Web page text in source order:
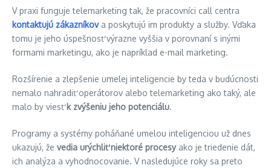
V praxi funguje telemarketing tak, že pracovníci call centra
kontaktujú zákazníkova poskytujú im produkty a služby. Vďaka
tomu je jeho úspešnosť výrazne vyššia v porovnaní s inými
formami marketingu, ako je napríklad e-mail marketing.
Rozšírenie a zlepšenie umelej inteligencie by teda v budúcnosti
nemalo nahradiť operátorov alebo telemarketing ako taký, ale
malo by viesťk zvýšeniu jeho potenciálu.
Programy a systémy poháňané umelou inteligenciou už dnes
ukazujú, že vedia urýchliť niektoré procesyako je triedenie dát,
ich analýza a vyhodnocovanie. V nasledujúce roky sa preto